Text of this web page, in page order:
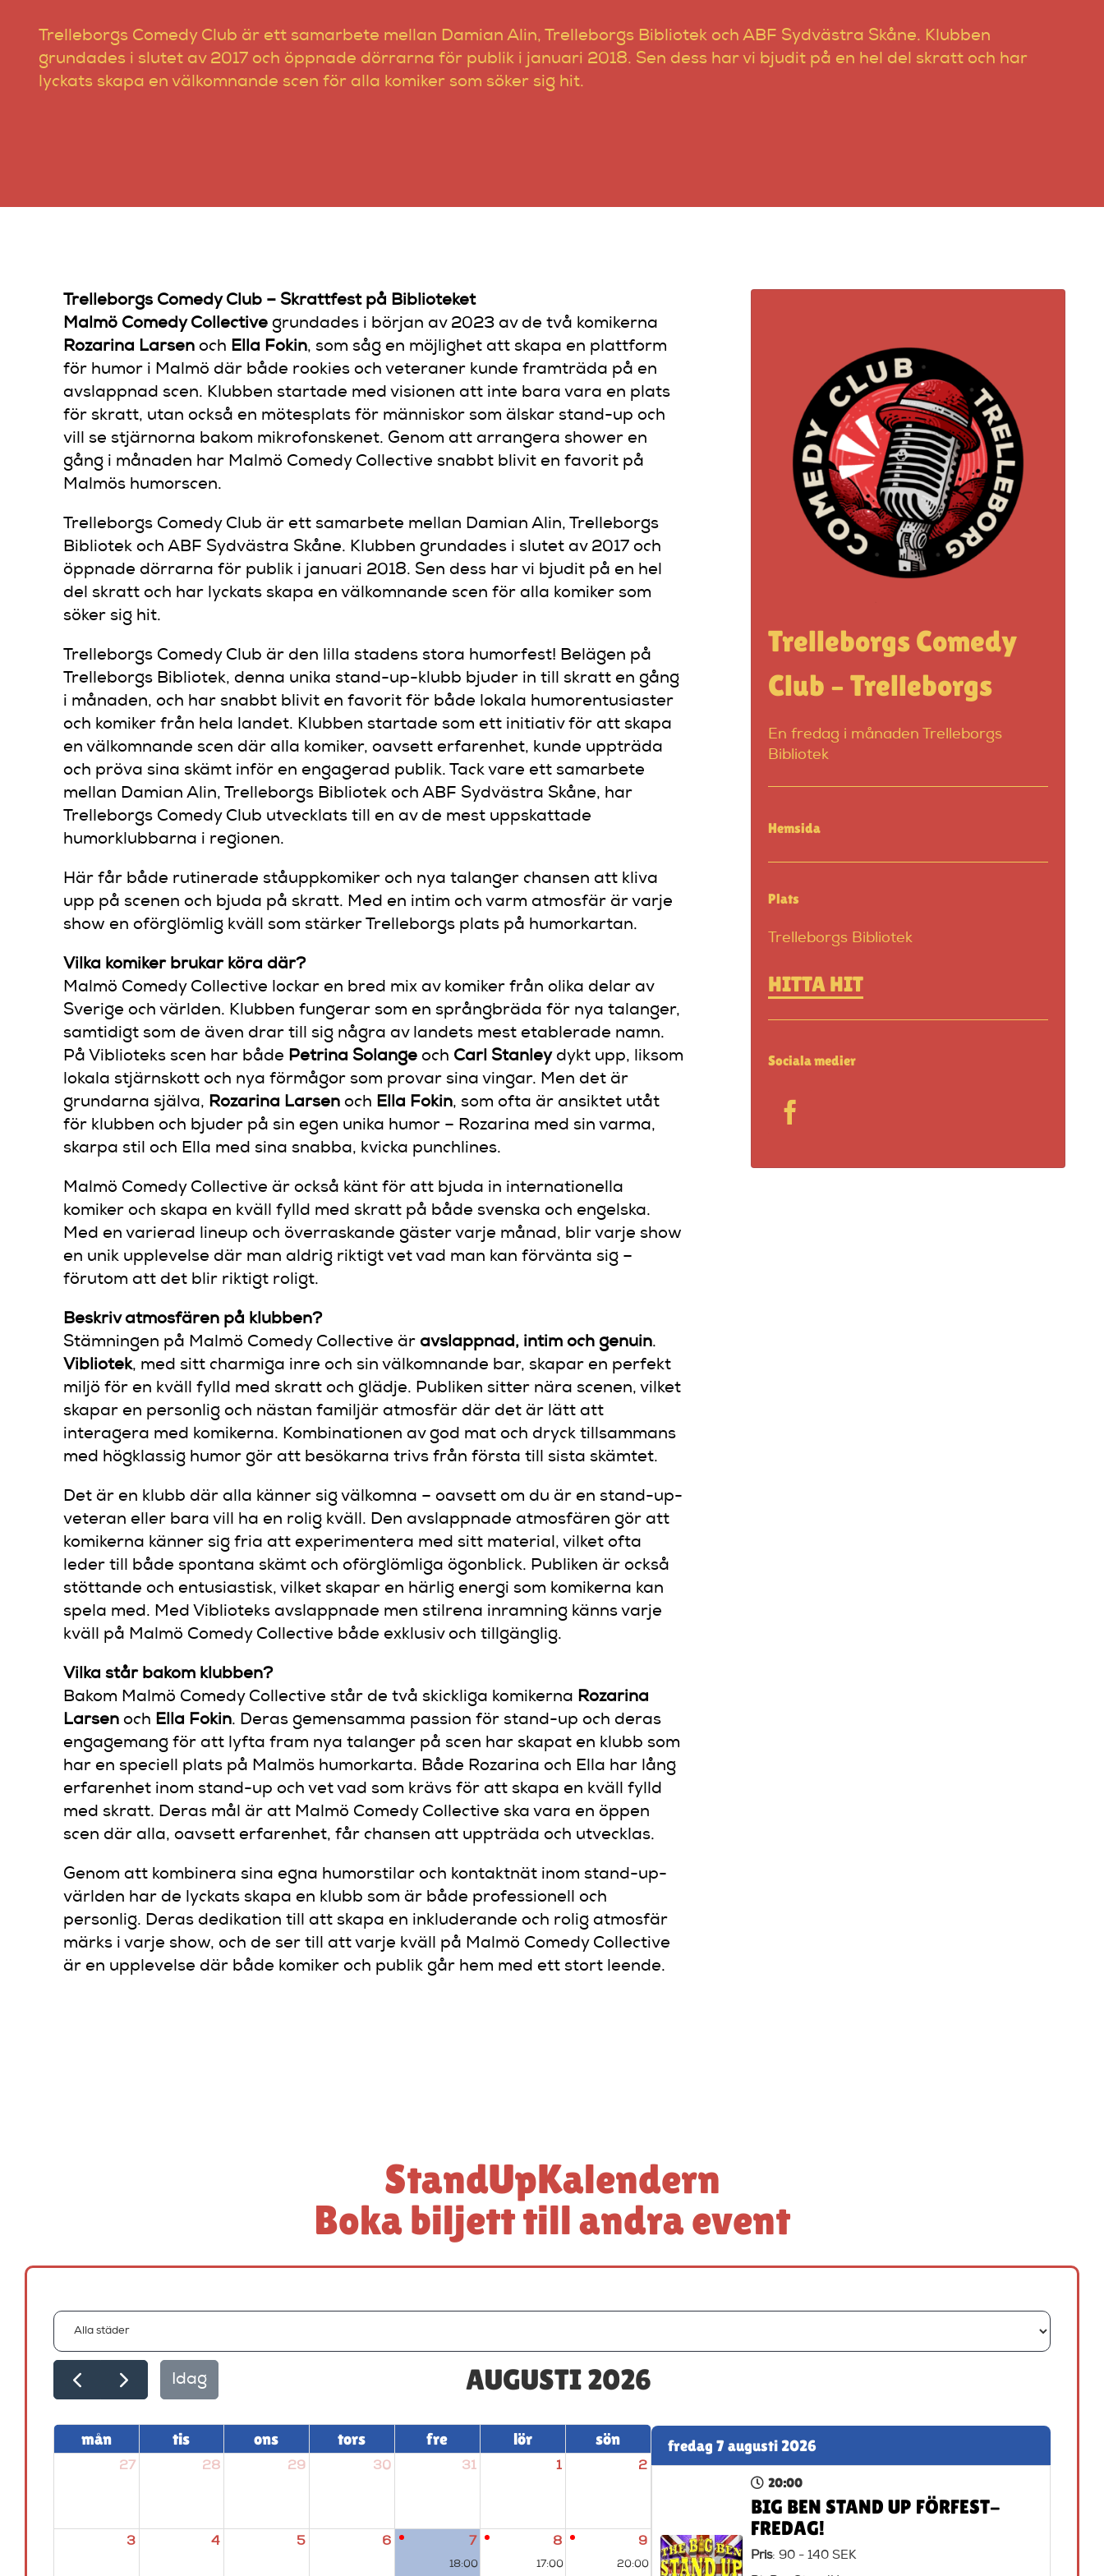
Trelleborgs Comedy Club är ett samarbete mellan Damian Alin, Trelleborgs Bibliotek och ABF Sydvästra Skåne. Klubben
grundades i slutet av 2017 och öppnade dörrarna för publik i januari 2018. Sen dess har vi bjudit på en hel del skratt och har
lyckats skapa en välkomnande scen för alla komiker som söker sig hit.
Trelleborgs Comedy Club – Skrattfest på Biblioteket
Malmö Comedy Collectivegrundades i början av 2023 av de två komikerna
Rozarina Larsenoch Ella Fokin, som såg en möjlighet att skapa en plattform
för humor i Malmö där både rookies och veteraner kunde framträda på en
avslappnad scen. Klubben startade med visionen att inte bara vara en plats
för skratt, utan också en mötesplats för människor som älskar stand-up och
vill se stjärnorna bakom mikrofonskenet. Genom att arrangera shower en
gång i månaden har Malmö Comedy Collective snabbt blivit en favorit på
Malmös humorscen.
Trelleborgs Comedy Club är ett samarbete mellan Damian Alin, Trelleborgs
Bibliotek och ABF Sydvästra Skåne. Klubben grundades i slutet av 2017 och
öppnade dörrarna för publik i januari 2018. Sen dess har vi bjudit på en hel
del skratt och har lyckats skapa en välkomnande scen för alla komiker som
söker sig hit.
Trelleborgs Comedy Club är den lilla stadens stora humorfest! Belägen på
Trelleborgs Bibliotek, denna unika stand-up-klubb bjuder in till skratt en gång
i månaden, och har snabbt blivit en favorit för både lokala humorentusiaster
och komiker från hela landet. Klubben startade som ett initiativ för att skapa
en välkomnande scen där alla komiker, oavsett erfarenhet, kunde uppträda
och pröva sina skämt inför en engagerad publik. Tack vare ett samarbete
mellan Damian Alin, Trelleborgs Bibliotek och ABF Sydvästra Skåne, har
Trelleborgs Comedy Club utvecklats till en av de mest uppskattade
humorklubbarna i regionen.
Här får både rutinerade ståuppkomiker och nya talanger chansen att kliva
upp på scenen och bjuda på skratt. Med en intim och varm atmosfär är varje
show en oförglömlig kväll som stärker Trelleborgs plats på humorkartan.
Vilka komiker brukar köra där?
Malmö Comedy Collective lockar en bred mix av komiker från olika delar av
Sverige och världen. Klubben fungerar som en språngbräda för nya talanger,
samtidigt som de även drar till sig några av landets mest etablerade namn.
På Viblioteks scen har både Petrina Solangeoch Carl Stanleydykt upp, liksom
lokala stjärnskott och nya förmågor som provar sina vingar. Men det är
grundarna själva, Rozarina Larsenoch Ella Fokin, som ofta är ansiktet utåt
för klubben och bjuder på sin egen unika humor – Rozarina med sin varma,
skarpa stil och Ella med sina snabba, kvicka punchlines.
Malmö Comedy Collective är också känt för att bjuda in internationella
komiker och skapa en kväll fylld med skratt på både svenska och engelska.
Med en varierad lineup och överraskande gäster varje månad, blir varje show
en unik upplevelse där man aldrig riktigt vet vad man kan förvänta sig –
förutom att det blir riktigt roligt.
Beskriv atmosfären på klubben?
Stämningen på Malmö Comedy Collective är avslappnad, intim och genuin.
Vibliotek, med sitt charmiga inre och sin välkomnande bar, skapar en perfekt
miljö för en kväll fylld med skratt och glädje. Publiken sitter nära scenen, vilket
skapar en personlig och nästan familjär atmosfär där det är lätt att
interagera med komikerna. Kombinationen av god mat och dryck tillsammans
med högklassig humor gör att besökarna trivs från första till sista skämtet.
Det är en klubb där alla känner sig välkomna – oavsett om du är en stand-up-
veteran eller bara vill ha en rolig kväll. Den avslappnade atmosfären gör att
komikerna känner sig fria att experimentera med sitt material, vilket ofta
leder till både spontana skämt och oförglömliga ögonblick. Publiken är också
stöttande och entusiastisk, vilket skapar en härlig energi som komikerna kan
spela med. Med Viblioteks avslappnade men stilrena inramning känns varje
kväll på Malmö Comedy Collective både exklusiv och tillgänglig.
Vilka står bakom klubben?
Bakom Malmö Comedy Collective står de två skickliga komikerna Rozarina
Larsenoch Ella Fokin. Deras gemensamma passion för stand-up och deras
engagemang för att lyfta fram nya talanger på scen har skapat en klubb som
har en speciell plats på Malmös humorkarta. Både Rozarina och Ella har lång
erfarenhet inom stand-up och vet vad som krävs för att skapa en kväll fylld
med skratt. Deras mål är att Malmö Comedy Collective ska vara en öppen
scen där alla, oavsett erfarenhet, får chansen att uppträda och utvecklas.
Genom att kombinera sina egna humorstilar och kontaktnät inom stand-up-
världen har de lyckats skapa en klubb som är både professionell och
personlig. Deras dedikation till att skapa en inkluderande och rolig atmosfär
märks i varje show, och de ser till att varje kväll på Malmö Comedy Collective
är en upplevelse där både komiker och publik går hem med ett stort leende.
Trelleborgs Comedy
Club – Trelleborgs
En fredag i månaden Trelleborgs
Bibliotek
Hemsida
Plats
Trelleborgs Bibliotek
HITTA HIT
Sociala medier
StandUpKalendern
Boka biljett till andra event
Idag AUGUSTI 2026
mån tis ons tors fre lör sön
27 28 29 30 31 1 2
3 4 5 6 7
18:00
8
17:00
9
20:00
fredag 7 augusti 2026
20:00
BIG BEN STAND UP FÖRFEST-
FREDAG!
Pris: 90 - 140 SEK